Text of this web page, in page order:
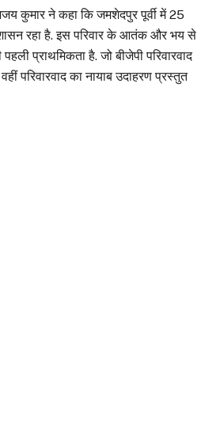
कुमार ने कहा कि जमशेदपुर पूर्वी में 25
शासन रहा है. इस परिवार के आतंक और भय से
पहली प्राथमिकता है. जो बीजेपी परिवारवाद
परिवारवाद का नायाब उदाहरण प्रस्तुत